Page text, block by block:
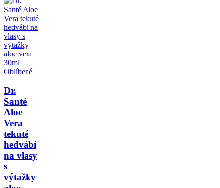
Oblíbené
Dr.
Santé
Aloe
Vera
tekuté
hedvábí
na vlasy
s
výtažky